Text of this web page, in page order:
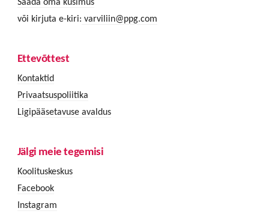
või kirjuta e-kiri: varviliin@ppg.com
Ettevõttest
Kontaktid
Privaatsuspoliitika
Ligipääsetavuse avaldus
Jälgi meie tegemisi
Koolituskeskus
Facebook
Instagram